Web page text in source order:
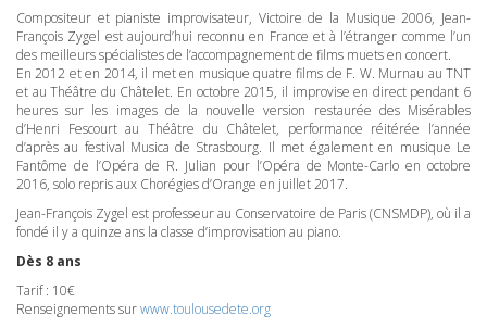
Compositeur et pianiste improvisateur, Victoire de la Musique 2006, Jean-
François Zygel est aujourd’hui reconnu en France et à l’étranger comme l’un
des meilleurs spécialistes de l’accompagnement de films muets en concert.
En 2012 et en 2014, il met en musique quatre films de F. W. Murnau au TNT
et au Théâtre du Châtelet. En octobre 2015, il improvise en direct pendant 6
heures sur les images de la nouvelle version restaurée des Misérables
d’Henri Fescourt au Théâtre du Châtelet, performance réitérée l’année
d’après au festival Musica de Strasbourg. Il met également en musique Le
Fantôme de l’Opéra de R. Julian pour l’Opéra de Monte-Carlo en octobre
2016, solo repris aux Chorégies d’Orange en juillet 2017.
Jean-François Zygel est professeur au Conservatoire de Paris (CNSMDP), où il a
fondé il y a quinze ans la classe d’improvisation au piano.
Dès 8 ans
Tarif : 10€
Renseignements surwww.toulousedete.org